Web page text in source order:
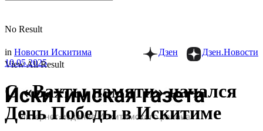
No Result
View All Result
Дзен.Новости
Дзен
in Новости Искитима
10.05.2025
С «Вахты памяти» начался
День Победы в Искитиме